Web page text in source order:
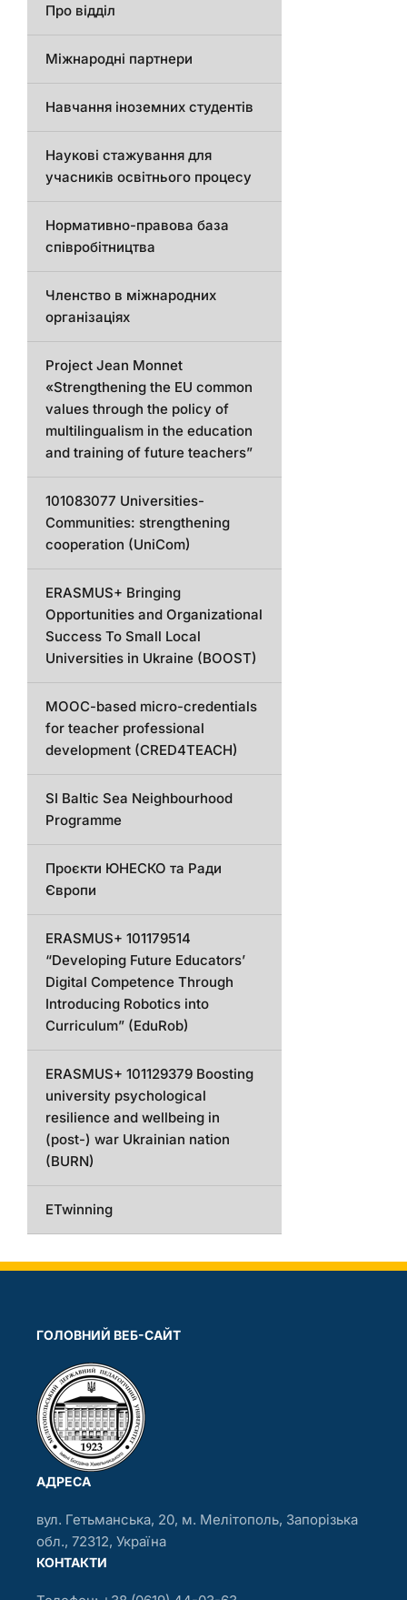
Про відділ
Міжнародні партнери
Навчання іноземних студентів
Наукові стажування для
учасників освітнього процесу
Нормативно-правова база
співробітництва
Членство в міжнародних
організаціях
Project Jean Monnet
«Strengthening the EU common
values through the policy of
multilingualism in the education
and training of future teachers”
101083077 Universities-
Communities: strengthening
cooperation (UniCom)
ERASMUS+ Bringing
Opportunities and Organizational
Success To Small Local
Universities in Ukraine (BOOST)
MOOC-based micro-credentials
for teacher professional
development (CRED4TEACH)
SI Baltic Sea Neighbourhood
Programme
Проєкти ЮНЕСКО та Ради
Європи
ERASMUS+ 101179514
“Developing Future Educators’
Digital Competence Through
Introducing Robotics into
Curriculum” (EduRob)
ERASMUS+ 101129379 Boosting
university psychological
resilience and wellbeing in
(post-) war Ukrainian nation
(BURN)
ETwinning
ГОЛОВНИЙ ВЕБ-САЙТ
АДРЕСА
вул. Гетьманська, 20, м. Мелітополь, Запорізька
обл., 72312, Україна
КОНТАКТИ